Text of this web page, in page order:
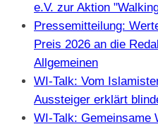
e.V. zur Aktion
Pressemitteilung:
Preis 2026 an die
Allgemeinen
WI-Talk: Vom
Aussteiger erklärt
WI-Talk: Gemeinsame